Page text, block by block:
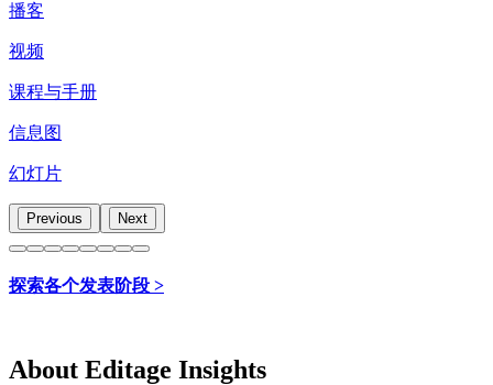
播客
视频
课程与手册
信息图
幻灯片
Previous Next
探索各个发表阶段 >
About Editage Insights